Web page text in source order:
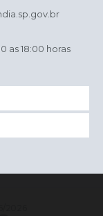
as 18:00 horas
2026